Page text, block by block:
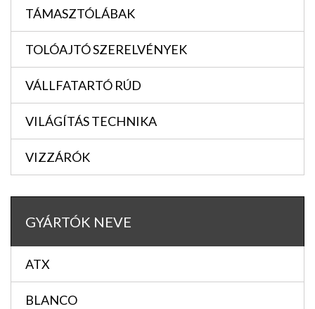
TÁMASZTÓLÁBAK
TOLÓAJTÓ SZERELVÉNYEK
VÁLLFATARTÓ RÚD
VILÁGÍTÁS TECHNIKA
VIZZÁRÓK
GYÁRTÓK NEVE
ATX
BLANCO